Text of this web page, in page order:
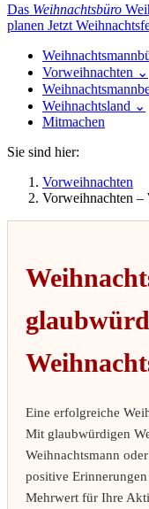
Das Weihnachtsbüro
planen Jetzt
Vorweihnachten ⌄
Weihnachtsland ⌄
Mitmachen
Sie sind hier:
Vorweihnachten
Vorweihnachten –
Eine erfolgreiche
Mit glaubwürdigen
Weihnachtsmann
positive
Mehrwert für Ihre